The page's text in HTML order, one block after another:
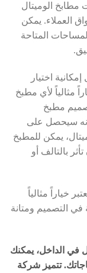
مطابخ الوميتال
العملاء. يمكن
المتاحة
اختيار
مثالياً لأي مطبخ
مطبخ
أنه سيحصل على
يمكن للمطبخ
بالتالف أو
خياراً مثالياً
التصميم ومتانة
في الداخل، يمكنك
تتميز شركة